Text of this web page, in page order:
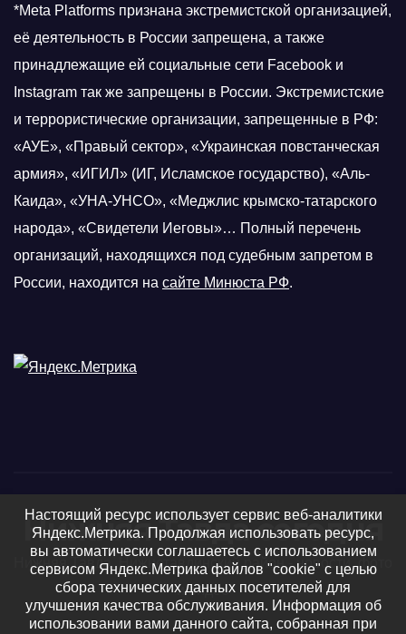
*Meta Platforms признана экстремистской организацией,
её деятельность в России запрещена, а также
принадлежащие ей социальные сети Facebook и
Instagram так же запрещены в России. Экстремистские
и террористические организации, запрещенные в РФ:
«АУЕ», «Правый сектор», «Украинская повстанческая
армия», «ИГИЛ» (ИГ, Исламское государство), «Аль-
Каида», «УНА-УНСО», «Меджлис крымско-татарского
народа», «Свидетели Иеговы»… Полный перечень
организаций, находящихся под судебным запретом в
России, находится на сайте Минюста РФ.
Нижняя Тавда сегодня
Нижняя Тавда, Нижнетавдинский район - новости, фото
и видео
Настоящий ресурс использует сервис веб-аналитики
Яндекс.Метрика. Продолжая использовать ресурс,
вы автоматически соглашаетесь с использованием
сервисом Яндекс.Метрика файлов "cookie" с целью
сбора технических данных посетителей для
улучшения качества обслуживания. Информация об
использовании вами данного сайта, собранная при